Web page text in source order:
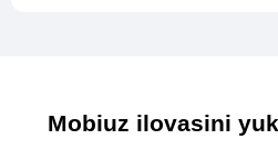
Mobiuz ilovasini